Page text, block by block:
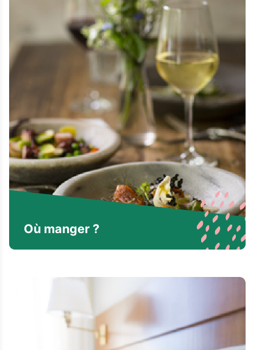
Où manger ?